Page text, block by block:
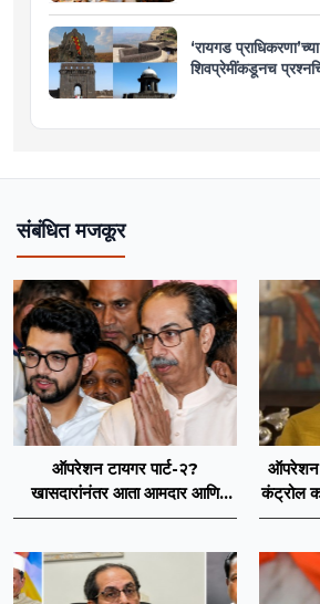
‘रायगड
शिवप्रेमींकडूनच
संबंधित मजकूर
ऑपरेशन टायगर पार्ट-२?
खासदारांनंतर आता आमदार आणि
नगरसेवकही शिंदेंच्या वाटेवर?
ऑपरेशन
कंट्रोल